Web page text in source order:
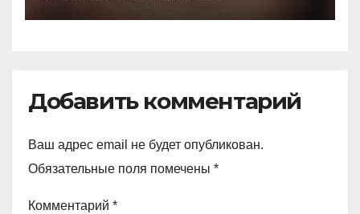
Добавить комментарий
Ваш адрес email не будет опубликован.
Обязательные поля помечены *
Комментарий *